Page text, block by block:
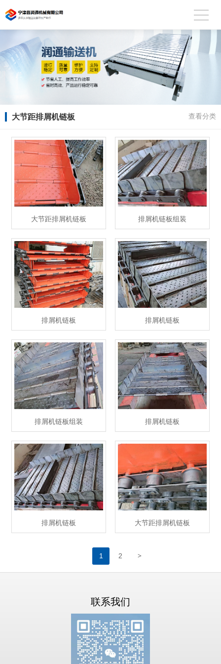
大节距排屑机链板 查看分类
大节距排屑机链板 排屑机链板组装
排屑机链板 排屑机链板
排屑机链板组装 排屑机链板
排屑机链板 大节距排屑机链板
1 2 >
联系我们